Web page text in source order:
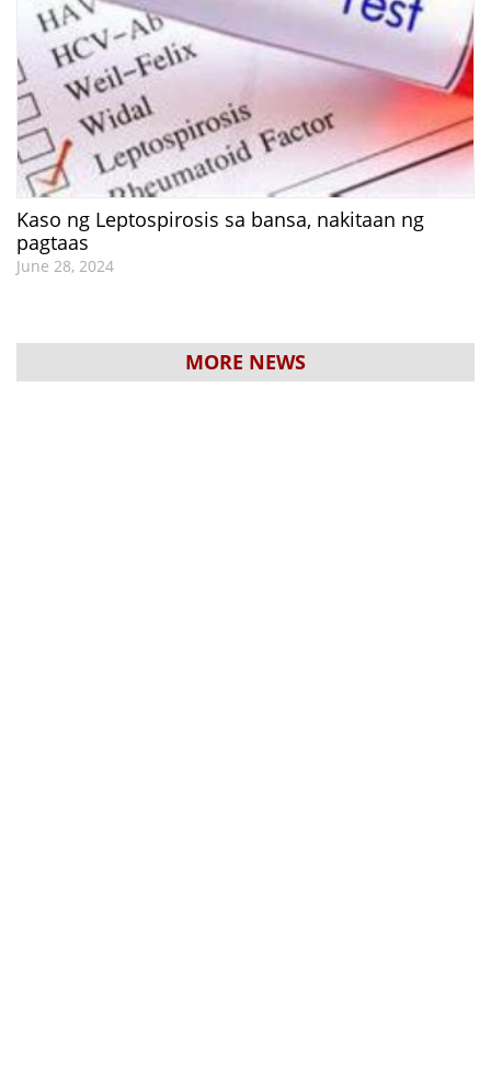
Kaso ng Leptospirosis sa bansa, nakitaan ng
pagtaas
June 28, 2024
MORE NEWS